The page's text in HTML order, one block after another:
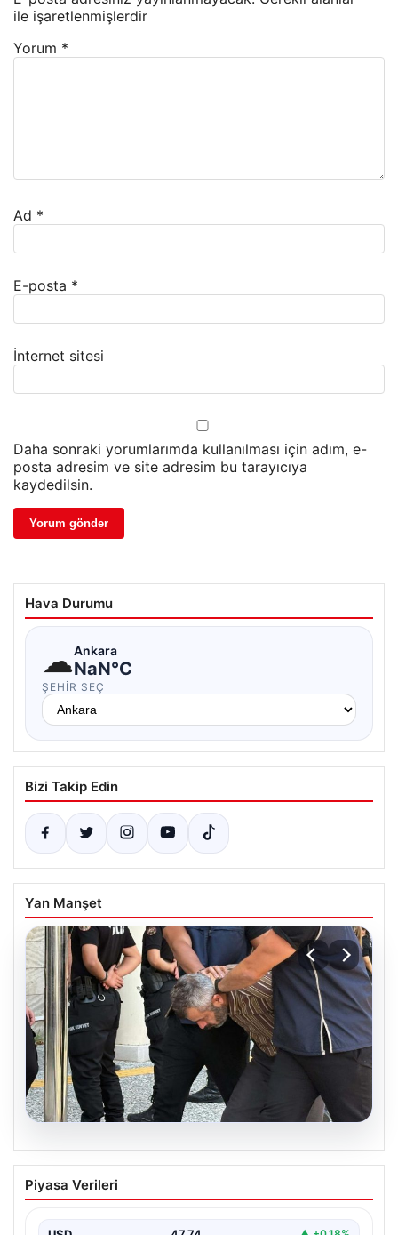
ile işaretlenmişlerdir
Yorum *
Ad *
E-posta *
İnternet sitesi
Daha sonraki yorumlarımda kullanılması için adım, e-
posta adresim ve site adresim bu tarayıcıya
kaydedilsin.
Hava Durumu
☁Ankara
NaN°C
ŞEHIR SEÇ
Bizi Takip Edin
Yan Manşet
Burkay Karatepe soruşturması. FETÖ
mensubunun ablası gözaltına alındı
Piyasa Verileri